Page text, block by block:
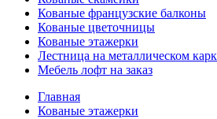
Кованые французские балконы
Кованые цветочницы
Кованые этажерки
Лестница на металлическом
Мебель лофт на заказ
Главная
Кованые этажерки